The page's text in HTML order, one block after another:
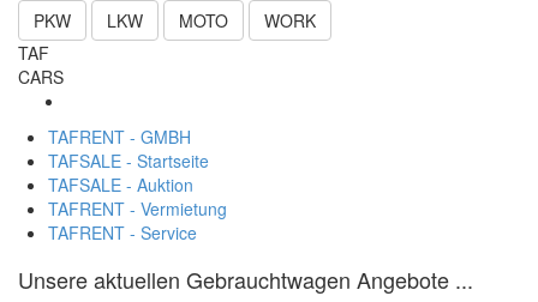
PKW LKW MOTO
WORK
TAF
CARS
TAFRENT - GMBH
TAFSALE - Startseite
TAFSALE - Auktion
TAFRENT - Vermietung
TAFRENT - Service
Unsere aktuellen Gebrauchtwagen Angebote ...